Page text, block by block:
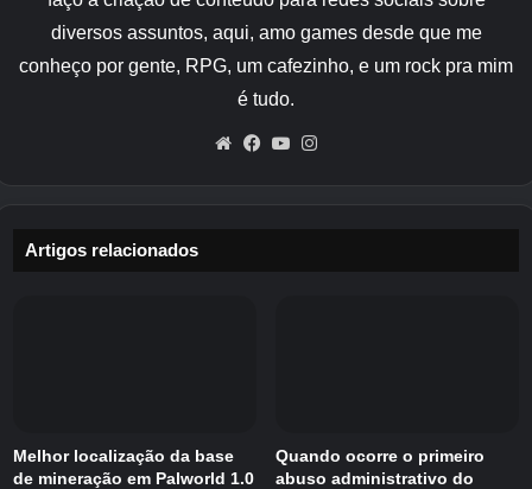
A família Shiny Hatenna é muito decepcionante.
É, muito simplesmente, uma questão de “e se
tirássemos todo o azul destes Pokémon?”
Como você pode ver abaixo, essa é a única
Shiny Hattrem faz o mesmo, mas torna suas
diversos assuntos, aqui, amo games desde que me
conheço por gente, RPG, um cafezinho, e um rock pra mim
é tudo.
WebsiteFacebook
YouTube
Artigos relacionados
Melhor localização da base
de mineração em Palworld 1.0
Quando ocorre o primeiro
abuso administrativo do